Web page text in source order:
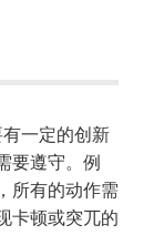
一定的创新
要遵守。例
所有的动作需
卡顿或突兀的